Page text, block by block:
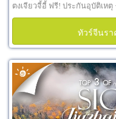
ตงเจียวจี้อี้ ฟรี! ประกันอุบัติเห
ทัวร์จีนรา